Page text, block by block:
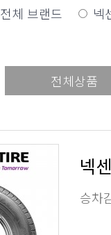
전체 브랜드 넥
전체상품
넥
승차